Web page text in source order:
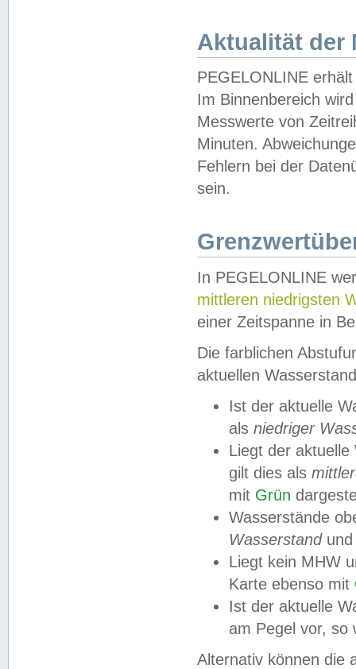
Aktualität der
PEGELONLINE
Im Binnenbereich
Messwerte von
Minuten.
Fehlern bei der
sein.
In PEGELONLINE
mittleren niedrigsten
einer Zeitspanne in
Die farblichen
aktuellen
Ist der aktuelle
als niedriger
Liegt der
gilt dies als
mit Grün
Wasserstände
Wasserstandund
Liegt kein MHW
Karte ebenso mit
Ist der aktuelle
am Pegel vor,
Alternativ können die